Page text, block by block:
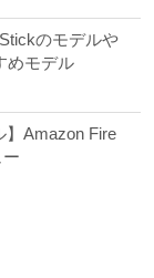
のモデルや
めモデル
】Amazon Fire